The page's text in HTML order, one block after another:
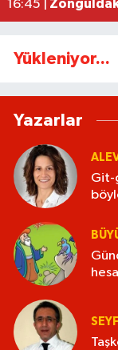
16:45 |
Yükleniyor...
Yazarlar
Git-